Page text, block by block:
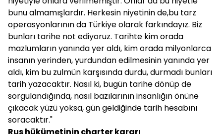
bunu almamışlardır. Herkesin niyetinin de,bu tarz
operasyonlarının da Türkiye olarak farkındayız. Biz
bunları tarihe not ediyoruz. Tarihte kim orada
mazlumların yanında yer aldı, kim orada milyonlarca
insanın yerinden, yurdundan edilmesinin yanında yer
aldı, kim bu zulmün karşısında durdu, durmadı bunları
tarih yazacaktır. Nasıl ki, bugün tarihe dönüp de
sorgulandığında, nasıl bazılarının insanlığın önüne
çıkacak yüzü yoksa, gün geldiğinde tarih hesabını
soracaktır."